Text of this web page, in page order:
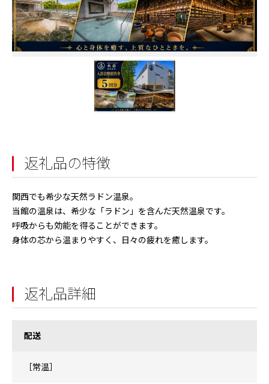
返礼品の特徴
関西でも希少な天然ラドン温泉。
当館の温泉は、希少な「ラドン」を含んだ天然温泉です。
呼吸からも効能を得ることができます。
身体の芯から温まりやすく、日々の疲れを癒します。
返礼品詳細
配送
［常温］